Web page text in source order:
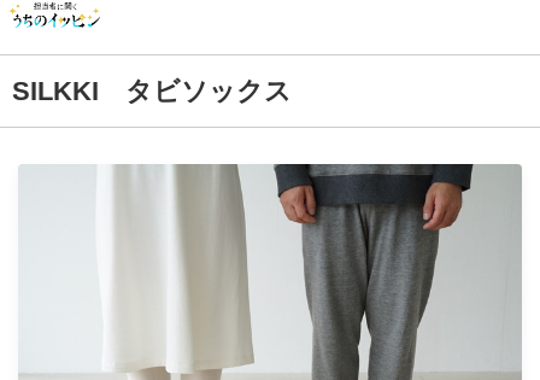
SILKKI タビソックス